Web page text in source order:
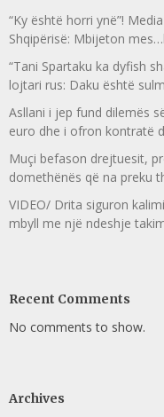
“Ky është horri ynë”!
Shqipërisë: Mbijeton
“Tani Spartaku ka dyfish
lojtari rus: Daku është
Asllani i jep fund dilemës
euro dhe i ofron kontratë
Muçi befason drejtuesit,
domethënës që na preku
VIDEO/ Drita siguron
mbyll me një ndeshje
Recent Comments
No comments to show.
Archives